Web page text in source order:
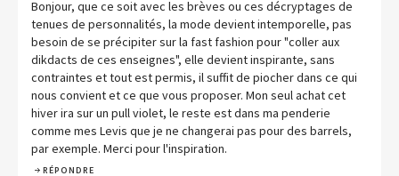
Bonjour, que ce soit avec les brèves ou ces décryptages de
tenues de personnalités, la mode devient intemporelle, pas
besoin de se précipiter sur la fast fashion pour "coller aux
dikdacts de ces enseignes", elle devient inspirante, sans
contraintes et tout est permis, il suffit de piocher dans ce qui
nous convient et ce que vous proposer. Mon seul achat cet
hiver ira sur un pull violet, le reste est dans ma penderie
comme mes Levis que je ne changerai pas pour des barrels,
par exemple. Merci pour l'inspiration.
RÉPONDRE